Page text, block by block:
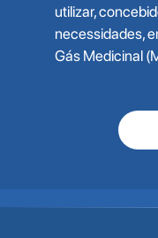
utilizar,
necessidades,
Gás Medicinal